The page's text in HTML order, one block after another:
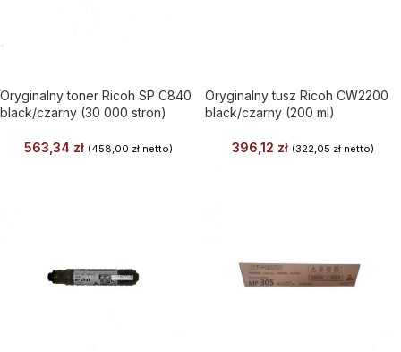
Oryginalny toner Ricoh SP C840
black/czarny (30 000 stron)
563,34 zł (458,00 złnetto)
Oryginalny tusz Ricoh CW2200
black/czarny (200 ml)
396,12 zł (322,05 zł netto)